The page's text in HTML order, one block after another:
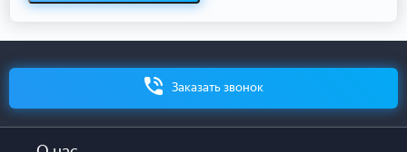
Заказать звонок